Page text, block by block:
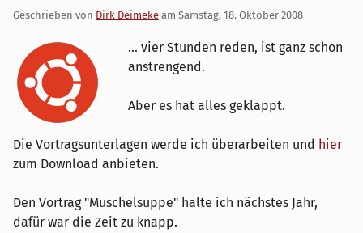
Geschrieben von Dirk Deimeke am Samstag, 18. Oktober 2008
... vier Stunden reden, ist ganz schon
anstrengend.
Aber es hat alles geklappt.
Die Vortragsunterlagen werde ich überarbeiten und hier
zum Download anbieten.
Den Vortrag "Muschelsuppe" halte ich nächstes Jahr,
dafür war die Zeit zu knapp.